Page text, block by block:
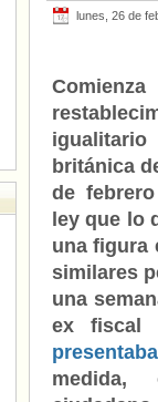
lunes, 26 de
británica
de
ley que lo
una figura
similares
una
ex fiscal